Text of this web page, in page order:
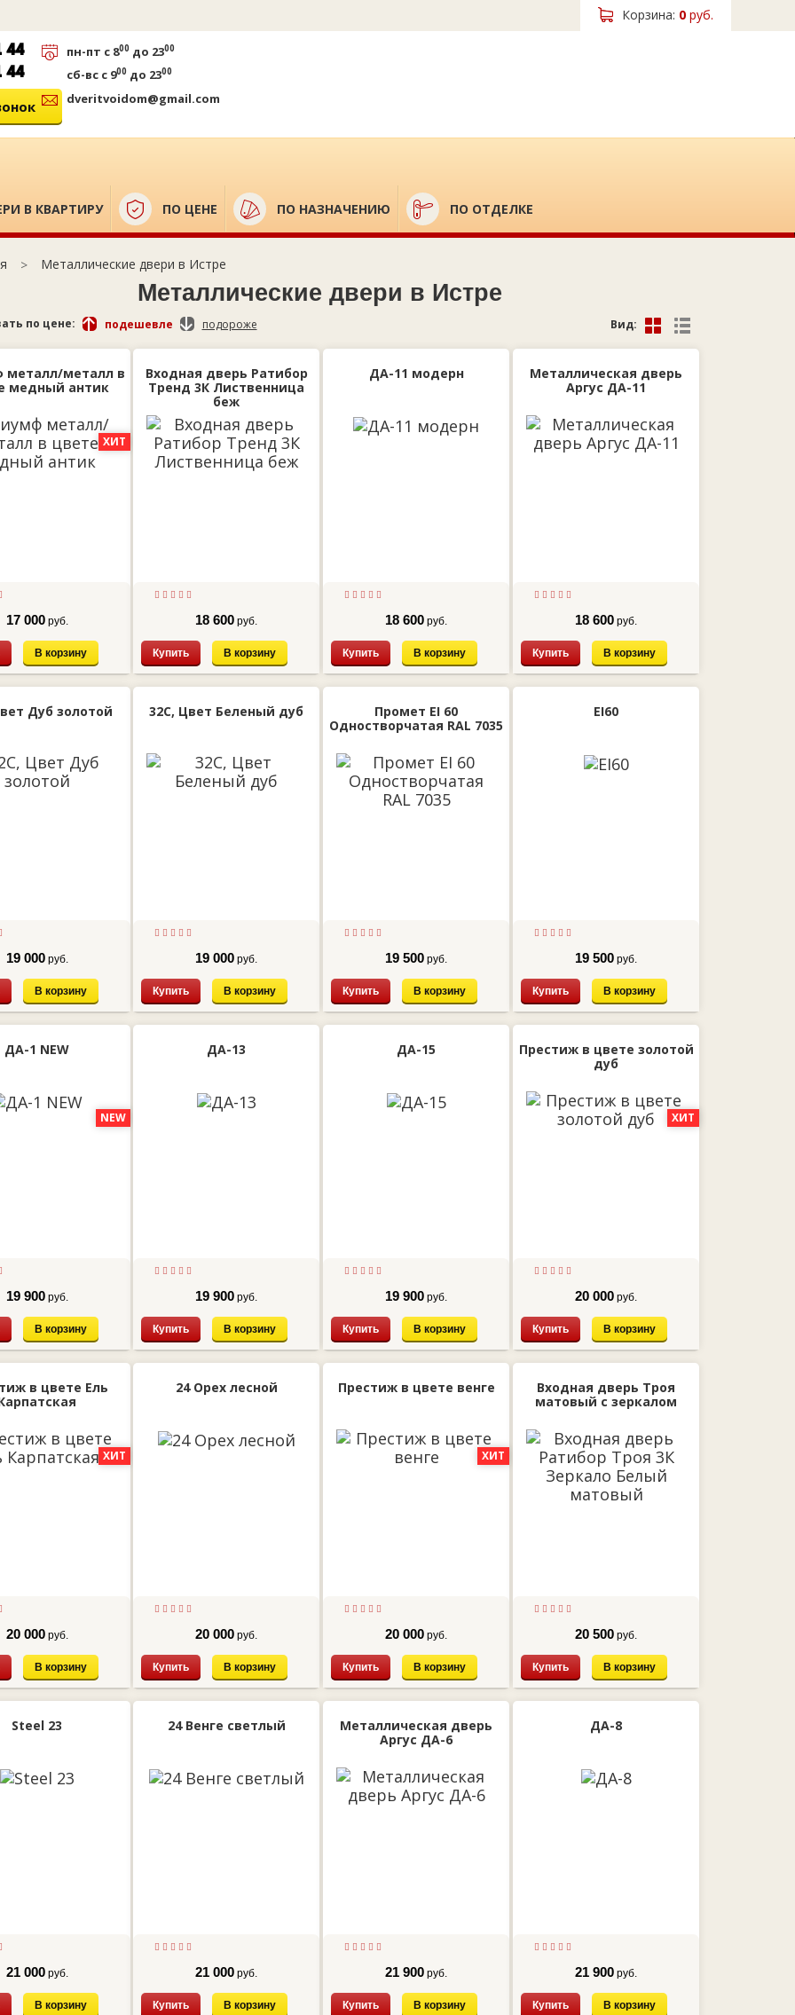
Корзина: 0 руб.
44
44
пн-пт с 800 до 2300
сб-вс с 900 до 2300
dveritvoidom@gmail.com
В КВАРТИРУ ПО ЦЕНЕ ПО НАЗНАЧЕНИЮ ПО ОТДЕЛКЕ
Металлические двери в Истре
Металлические двери в Истре
по цене: подешевле подороже Вид:
металл/металл в
медный антик
ХИТ
17 000руб.
В корзину
Входная дверь Ратибор
Тренд 3К Лиственница
беж
18 600 руб.
Купить В корзину
ДА-11 модерн
18 600 руб.
Купить В корзину
Металлическая дверь
Аргус ДА-11
18 600 руб.
Купить В корзину
Дуб золотой
19 000руб.
В корзину
32С, Цвет Беленый дуб
19 000 руб.
Купить В корзину
Промет EI 60
Одностворчатая RAL 7035
19 500 руб.
Купить В корзину
EI60
19 500 руб.
Купить В корзину
ДА-1 NEW
NEW
19 900руб.
В корзину
ДА-13
19 900 руб.
Купить В корзину
ДА-15
19 900 руб.
Купить В корзину
Престиж в цвете золотой
дуб
ХИТ
20 000 руб.
Купить В корзину
в цвете Ель
ХИТ
20 000руб.
В корзину
24 Орех лесной
20 000 руб.
Купить В корзину
Престиж в цвете венге
ХИТ
20 000 руб.
Купить В корзину
Входная дверь Троя
матовый с зеркалом
20 500 руб.
Купить В корзину
Steel 23
21 000руб.
В корзину
24 Венге светлый
21 000 руб.
Купить В корзину
Металлическая дверь
Аргус ДА-6
21 900 руб.
Купить В корзину
ДА-8
21 900 руб.
Купить В корзину